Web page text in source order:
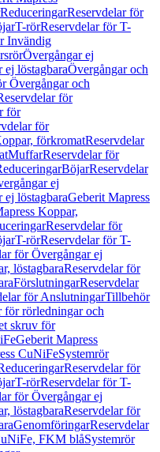
ReduceringarReservdelar för
T-rörReservdelar för T-
Invändig
Övergångar ej
ej löstagbaraÖvergångar och
Övergångar och
för
för
för
förkromatReservdelar
MuffarReservdelar för
BöjarReservdelar
ej
ej löstagbaraGeberit Mapress
Koppar,
Reservdelar för
T-rörReservdelar för T-
för Övergångar ej
löstagbaraReservdelar för
FörslutningarReservdelar
för AnslutningarTillbehör
för rörledningar och
skruv för
Geberit Mapress
CuNiFeSystemrör
Reservdelar för
T-rörReservdelar för T-
för Övergångar ej
löstagbaraReservdelar för
GenomföringarReservdelar
FKM blåSystemrör